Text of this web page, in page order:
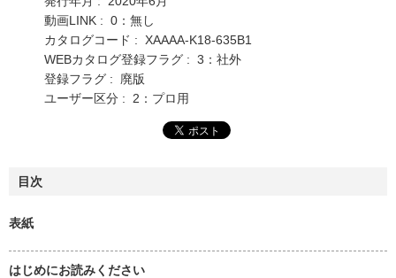
動画LINK : 0：無し
カタログコード : XAAAA-K18-635B1
WEBカタログ登録フラグ : 3：社外
登録フラグ : 廃版
ユーザー区分 : 2：プロ用
目次
表紙
はじめにお読みください